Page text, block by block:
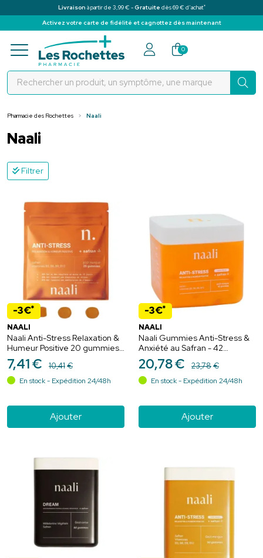
Livraison à partir de 3,99 € -Gratuite dès 69 € d’achat*
Activez votre carte de fidélité et cagnottez dès maintenant
Pharmacie des Rochettes Votre
0
Pharmacie des Rochettes Naali
Naali
Filtrer
-3€*
NAALI
Naali Anti-Stress Relaxation &
Humeur Positive 20 gummies
Mangue – Sérénité au safran
7,41€ 10,41€
En stock - Expédition 24/48h
Ajouter
-3€*
NAALI
Naali Gummies Anti-Stress &
Anxiété au Safran - 42
Gommes goût Mangue
20,78€ 23,78€
En stock - Expédition 24/48h
Ajouter